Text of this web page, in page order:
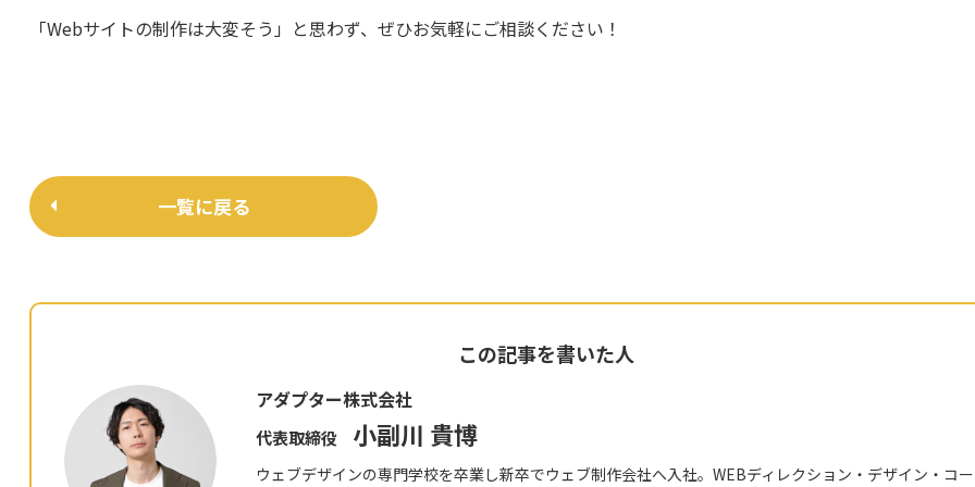
「Webサイトの制作は大変そう」と思わず、ぜひお気軽にご相談ください！
一覧に戻る
この記事を書いた人
アダプター株式会社
代表取締役 小副川 貴博
ウェブデザインの専門学校を卒業し新卒でウェブ制作会社へ入社。WEBディレクション・デザイン・コ